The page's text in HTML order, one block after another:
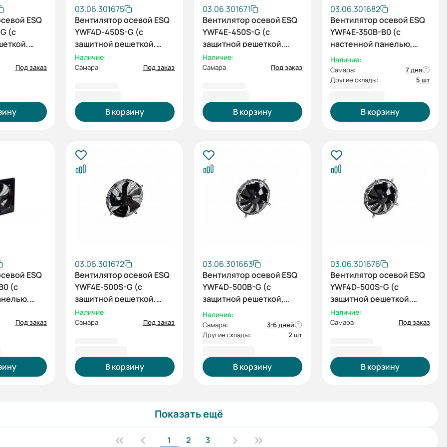
ESQ
(с
Под заказ
03.06.301675
Вентилятор осевой ESQ
YWF4D-450S-G (с
защитной решеткой,
всасывание, 380В)
Наличие:
Самара: Под заказ
В корзину
03.06.301671
Вентилятор осевой ESQ
YWF4E-450S-G (с
защитной решеткой,
всасывание, 220В)
Наличие:
Самара: Под заказ
В корзину
03.06.301682
Вентилятор осевой ESQ
YWF4E-350B-B0 (с
настенной панелью,
нагнетание, 220В)
Наличие:
Самара:
7 дня
Другие склады:
5 шт
В корзину
ESQ
(с
Под заказ
03.06.301672
Вентилятор осевой ESQ
YWF4E-500S-G (с
защитной решеткой,
всасывание, 220В)
Наличие:
Самара: Под заказ
В корзину
03.06.301663
Вентилятор осевой ESQ
YWF4D-500B-G (с
защитной решеткой,
нагнетание, 380В)
Наличие:
Самара:
3-6 дней
Другие склады:
2 шт
В корзину
03.06.301676
Вентилятор осевой ESQ
YWF4D-500S-G (с
защитной решеткой,
всасывание, 380В)
Наличие:
Самара: Под заказ
В корзину
Показать ещё
1 2 3